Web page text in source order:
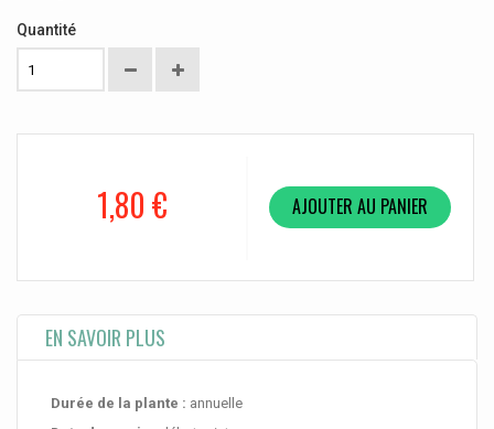
Quantité
1,80 € AJOUTER AU PANIER
EN SAVOIR PLUS
Durée de la plante : annuelle